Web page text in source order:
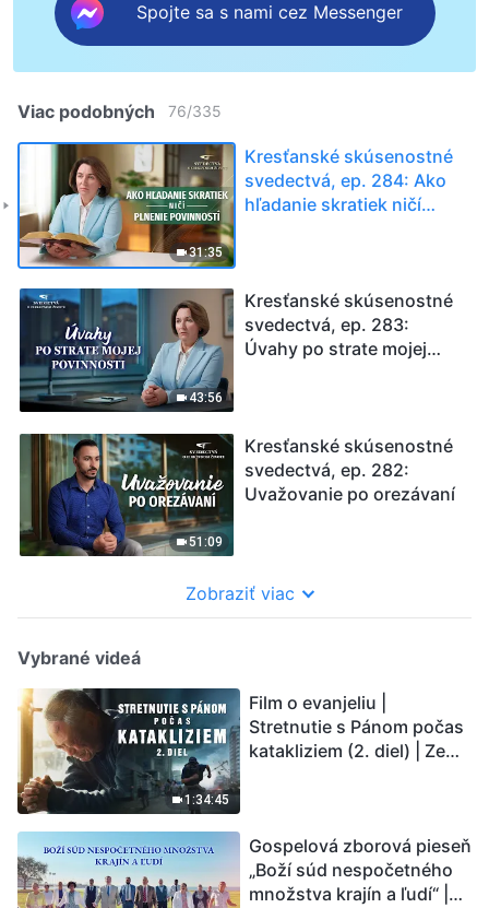
Spojte sa s nami cez Messenger
Viac podobných 76/335
31:35
Kresťanské skúsenostné
svedectvá, ep. 284: Ako
hľadanie skratiek ničí
43:56
Kresťanské skúsenostné
svedectvá, ep. 283:
Úvahy po strate mojej
51:09
Kresťanské skúsenostné
svedectvá, ep. 282:
Uvažovanie po orezávaní
Zobraziť viac
Vybrané videá
1:34:45
Film o evanjeliu |
Stretnutie s Pánom počas
katakliziem (2. diel) | Zem
Ľudstvu sa začína
odpočítavať čas. Našli ste
spôsob, ako prežiť?
Gospelová zborová pieseň
„Boží súd nespočetného
množstva krajín a ľudí“ |